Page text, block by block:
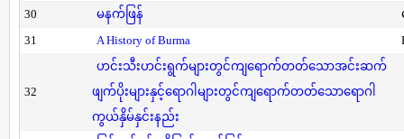
30
မနက်ဖြန်
31
A History of Burma
32
ဟင်းသီးဟင်းရွက်များတွင်ကျရောက်တတ်သောအင်းဆက်
ဖျက်ပိုးများနှင့်ရောဂါများတွင်ကျရောက်တတ်သောရောဂါ
ကွယ်နှိမ်နှင်းနည်း